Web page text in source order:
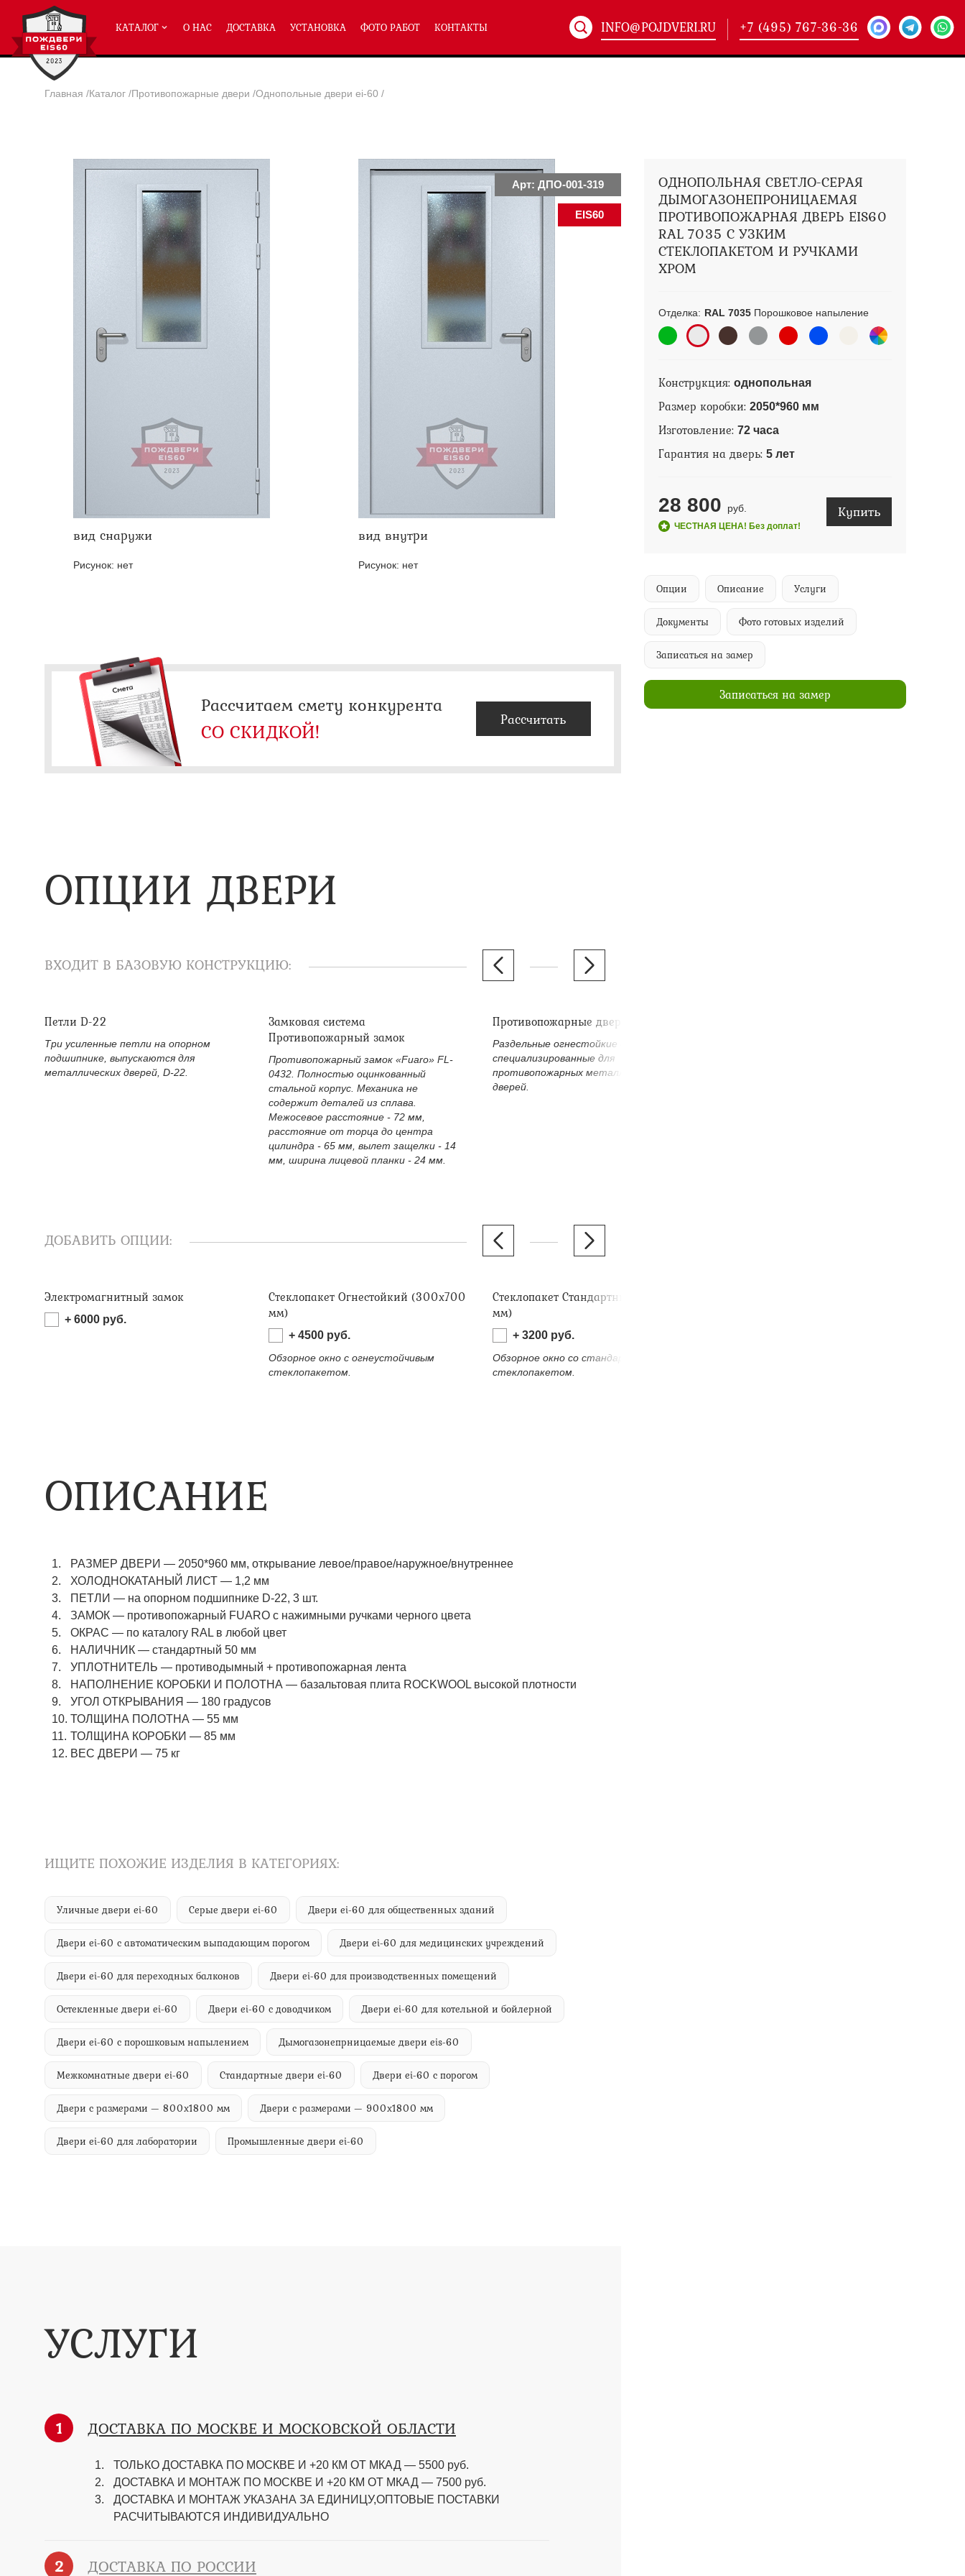
КАТАЛОГ
Полуторные двери ei-60
Глухие двери ei-60
Остекленные двери ei-60
Светопозрачные двери с максимальным остеклением eiw-60
Двери с отделкой МДФ ei-60
Двери антипаника ei-60
Двери ei-60 с отбойником
Двери ei-60 для производственных помещений
Противопожарные двери со стыковочным узлом
Полуторные технические двери
Двупольные технические двери(178)
О НАС ДОСТАВКА УСТАНОВКА ФОТО РАБОТ КОНТАКТЫ INFO@POJDVERI.RU +7 (495) 767-36-36
Главная /Каталог /Противопожарные двери /Однопольные двери ei-60 /
Арт: ДПО-001-319
EIS60
вид снаружи
Рисунок: нет
вид внутри
Рисунок: нет
ОДНОПОЛЬНАЯ СВЕТЛО-СЕРАЯ
ДЫМОГАЗОНЕПРОНИЦАЕМАЯ
ПРОТИВОПОЖАРНАЯ ДВЕРЬ EIS60
RAL 7035 С УЗКИМ
СТЕКЛОПАКЕТОМ И РУЧКАМИ
ХРОМ
Отделка: RAL 7035Порошковое напыление
Конструкция: однопольная
Размер коробки: 2050*960 мм
Изготовление: 72 часа
Гарантия на дверь: 5 лет
28 800 руб.
ЧЕСТНАЯ ЦЕНА! Без доплат!
Купить
Опции Описание Услуги
Документы Фото готовых изделий
Записаться на замер
Записаться на замер
Рассчитаем смету конкурента
СО СКИДКОЙ! Рассчитать
ОПЦИИ ДВЕРИ
ВХОДИТ В БАЗОВУЮ КОНСТРУКЦИЮ:
Петли D-22
Три усиленные петли на опорном
подшипнике, выпускаются для
металлических дверей, D-22.
Замковая система
Противопожарный замок
Противопожарный замок «Fuaro» FL-
0432. Полностью оцинкованный
стальной корпус. Механика не
содержит деталей из сплава.
Межосевое расстояние - 72 мм,
расстояние от торца до центра
цилиндра - 65 мм, вылет защелки - 14
мм, ширина лицевой планки - 24 мм.
Противопожарные дверные ручки
Раздельные огнестойкие дверные ручки
специализированные для
противопожарных металлических
дверей.
ДОБАВИТЬ ОПЦИИ:
Электромагнитный замок
+ 6000 руб.
Стеклопакет Огнестойкий (300х700
мм)
+ 4500 руб.
Обзорное окно с огнеустойчивым
стеклопакетом.
Стеклопакет Стандартный (300*700
мм)
+ 3200 руб.
Обзорное окно со стандартным
стеклопакетом.
ОПИСАНИЕ
РАЗМЕР ДВЕРИ — 2050*960 мм, открывание левое/правое/наружное/внутреннее
ХОЛОДНОКАТАНЫЙ ЛИСТ — 1,2 мм
ПЕТЛИ — на опорном подшипнике D-22, 3 шт.
ЗАМОК — противопожарный FUARO с нажимными ручками черного цвета
ОКРАС — по каталогу RAL в любой цвет​​​​​​​
НАЛИЧНИК — стандартный 50 мм
УПЛОТНИТЕЛЬ — противодымный + противопожарная лента
НАПОЛНЕНИЕ КОРОБКИ И ПОЛОТНА — базальтовая плита ROCKWOOL высокой плотности
УГОЛ ОТКРЫВАНИЯ — 180 градусов
ТОЛЩИНА ПОЛОТНА — 55 мм
ТОЛЩИНА КОРОБКИ — 85 мм
ВЕС ДВЕРИ — 75 кг
ИЩИТЕ ПОХОЖИЕ ИЗДЕЛИЯ В КАТЕГОРИЯХ:
Уличные двери ei-60 Серые двери ei-60 Двери ei-60 для общественных зданий
Двери ei-60 с автоматическим выпадающим порогом Двери ei-60 для медицинских учреждений
Двери ei-60 для переходных балконов Двери ei-60 для производственных помещений
Остекленные двери ei-60 Двери ei-60 с доводчиком Двери ei-60 для котельной и бойлерной
Двери ei-60 с порошковым напылением Дымогазонепрницаемые двери eis-60
Межкомнатные двери ei-60 Стандартные двери ei-60 Двери ei-60 с порогом
Двери с размерами — 800х1800 мм Двери с размерами — 900х1800 мм
Двери ei-60 для лаборатории Промышленные двери ei-60
УСЛУГИ
1 ДОСТАВКА ПО МОСКВЕ И МОСКОВСКОЙ ОБЛАСТИ
ТОЛЬКО ДОСТАВКА ПО МОСКВЕ И +20 КМ ОТ МКАД — 5500 руб.
ДОСТАВКА И МОНТАЖ ПО МОСКВЕ И +20 КМ ОТ МКАД — 7500 руб.
ДОСТАВКА И МОНТАЖ УКАЗАНА ЗА ЕДИНИЦУ,ОПТОВЫЕ ПОСТАВКИ
РАСЧИТЫВАЮТСЯ ИНДИВИДУАЛЬНО
2 ДОСТАВКА ПО РОССИИ